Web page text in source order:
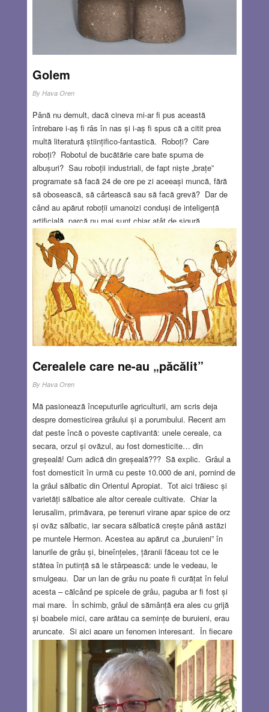
Golem
By Hava Oren
Până nu demult, dacă cineva mi-ar fi pus această
întrebare i-aș fi râs în nas și i-aș fi spus că a citit prea
multă literatură științifico-fantastică. Roboți? Care
roboți? Robotul de bucătărie care bate spuma de
albușuri? Sau roboții industriali, de fapt niște „brațe”
programate să facă 24 de ore pe zi aceeași muncă, fără
să obosească, să cârtească sau să facă grevă? Dar de
când au apărut roboții umanoizi conduși de inteligență
artificială, parcă nu mai sunt chiar atât de sigură…
„Roboții” (adică cei ce robotesc) au fost inventați de
scriitorul ceh Karel Čapek în 1920, în piesa R.U.R. Spre
deosebire de cei de astăzi, roboții lui nu erau aparate, ci
ființe vii, create artificial pentru a-i sluji pe oameni – erau
mai degrabă sclavi decât roboții de astăzi. Biologul care i-
a creat era convins că roboții nu au suflet, dar s-a dovedit
că nu avea dreptate. Roboții s-au răsculat și în lupta care
a urmat, umanitatea a fost anihilată. A fost o idee cât se
poate de modernă, formulată cu peste un secol în urmă și,
întâmplător. După cum autorul însuși declară într-un
interviu din 1935, piesa este o interpretare modernă a
APR 1, 2026 5 COMMENTS
Cerealele care ne-au „păcălit”
By Hava Oren
Mă pasionează începuturile agriculturii, am scris deja
despre domesticirea grâului și a porumbului. Recent am
dat peste încă o poveste captivantă: unele cereale, ca
secara, orzul și ovăzul, au fost domesticite… din
greșeală! Cum adică din greșeală??? Să explic. Grâul a
fost domesticit în urmă cu peste 10.000 de ani, pornind de
la grâul sălbatic din Orientul Apropiat. Tot aici trăiesc și
varietăți sălbatice ale altor cereale cultivate. Chiar la
Ierusalim, primăvara, pe terenuri virane apar spice de orz
și ovăz sălbatic, iar secara sălbatică crește până astăzi
pe muntele Hermon. Acestea au apărut ca „buruieni” în
lanurile de grâu și, bineînțeles, țăranii făceau tot ce le
stătea în putință să le stârpească: unde le vedeau, le
smulgeau. Dar un lan de grâu nu poate fi curățat în felul
acesta – călcând pe spicele de grâu, paguba ar fi fost și
mai mare. În schimb, grâul de sămânță era ales cu grijă
și boabele mici, care arătau ca semințe de buruieni, erau
aruncate. Și aici apare un fenomen interesant. În fiecare
populație există indivizi cu caracteristici diferite: mai înalți,
mai scunzi, mai grași, mai slabi… Și printre spicele
sălbatice erau unele care făceau semințe mai mari,
asemănătoare cu grâul, țăranul nu le observa și ele
Read more…